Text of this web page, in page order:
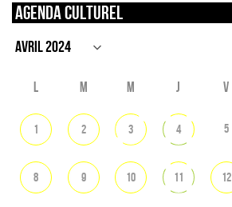
Agenda culturel
L M M J V
1 2 3 4 5
8 9 10 11 12